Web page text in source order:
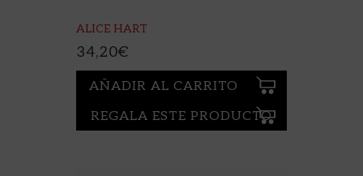
ALICE HART
34,20€
AÑADIR AL CARRITO
REGALA ESTE PRODUCTO